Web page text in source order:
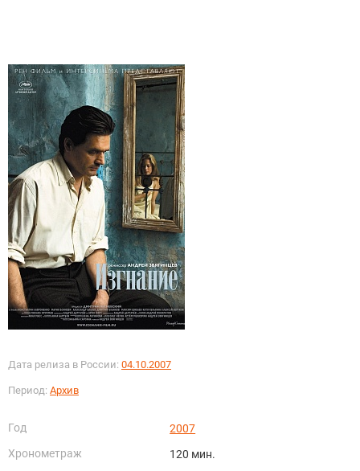
Дата релиза в России: 04.10.2007
Период: Архив
Год
2007
Хронометраж
120 мин.